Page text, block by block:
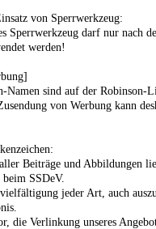
von Sperrwerkzeug:
Sperrwerkzeug darf nur nach
werden!
Namen sind auf der Robinson-
von Werbung kann
Beiträge und Abbildungen
SSDeV.
jeder Art, auch
die Verlinkung unseres